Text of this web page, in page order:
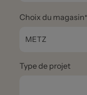
Choix du magasin
Type de projet